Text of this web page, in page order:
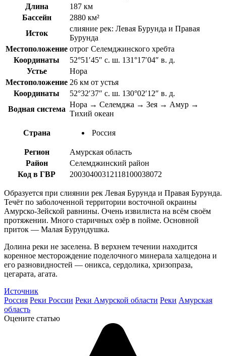
Длина
187 км
Бассейн
2880 км²
Исток
слияние рек: Левая Бурунда и Правая
Бурунда
Местоположение отрог Селемджинского хребта
Координаты
52°51′45″ с. ш. 131°17′04″ в. д.
Устье
Нора
Местоположение 26 км от устья
Координаты
52°32′37″ с. ш. 130°02′12″ в. д.
Водная система
Нора → Селемджа → Зея → Амур →
Тихий океан
Страна Россия
Регион
Амурская область
Район
Селемджинский район
Код в ГВР
20030400312118100038072
Образуется при слиянии рек Левая Бурунда и Правая Бурунда.
Течёт по заболоченной территории восточной окраины
Амурско-Зейской равнины. Очень извилиста на всём своём
протяжении. Много старичных озёр в пойме. Основной
приток — Малая Бурундушка.
Долина реки не заселена. В верхнем течении находится
коренное месторождение поделочного минерала халцедона и
его разновидностей — оникса, сердолика, хризопраза,
цегарата, агата.
Источник
Россия Реки России Реки Амурской области Реки Амурская
область
Оцените статью